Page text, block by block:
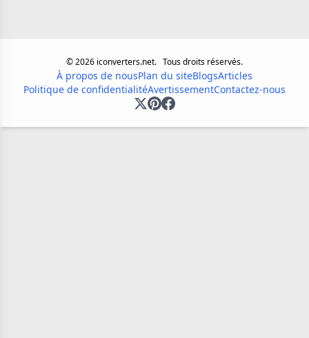
©2026 iconverters.net. Tous droits réservés.
À propos de nousPlan du siteBlogsArticles
Politique de confidentialitéAvertissementContactez-nous